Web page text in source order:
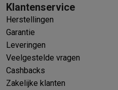
Klantenservice
Herstellingen
Garantie
Leveringen
Veelgestelde vragen
Cashbacks
Zakelijke klanten